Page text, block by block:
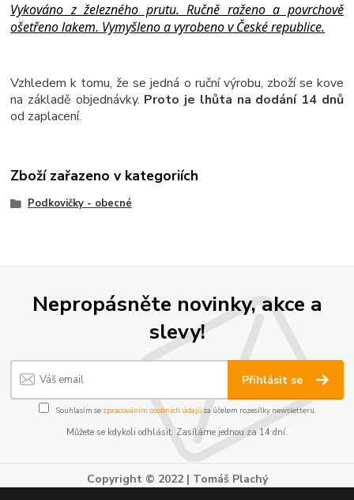
Vykováno z železného prutu. Ručně raženo a povrchově
ošetřeno lakem. Vymyšleno a vyrobeno v České republice.
Vzhledem k tomu, že se jedná o ruční výrobu, zboží se kove
na základě objednávky. Proto je lhůta na dodání 14 dnů
od zaplacení.
Zboží zařazeno v kategoriích
Podkovičky - obecné
Nepropásněte novinky, akce a
slevy!
Přihlásit se
Souhlasím se zpracováním osobních údajůza účelem rozesílky newsletteru.
Můžete se kdykoli odhlásit. Zasíláme jednou za 14 dní.
Copyright © 2022 | Tomáš Plachý